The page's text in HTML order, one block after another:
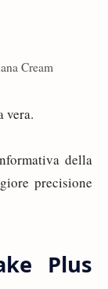
Cream
vera.
della
precisione
Plus